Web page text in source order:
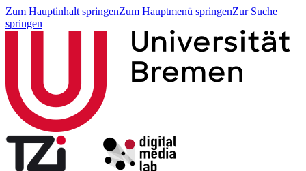
Zum Hauptinhalt springenZum Hauptmenü springenZur Suche
springen